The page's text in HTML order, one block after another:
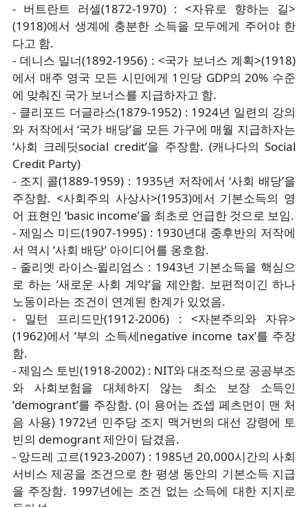
- 버트란트 러셀(1872-1970) : <자유로 향하는 길>
(1918)에서 생계에 충분한 소득을 모두에게 주어야 한
다고 함.
- 데니스 밀너(1892-1956) : <국가 보너스 계획>(1918)
에서 매주 영국 모든 시민에게 1인당 GDP의 20% 수준
에 맞춰진 국가 보너스를 지급하자고 함.
- 클리포드 더글라스(1879-1952) : 1924년 일련의 강의
와 저작에서 ‘국가 배당’을 모든 가구에 매월 지급하자는
‘사회 크레딧social credit’을 주장함. (캐나다의 Social
Credit Party)
- 조지 콜(1889-1959) : 1935년 저작에서 ‘사회 배당’을
주장함. <사회주의 사상사>(1953)에서 기본소득의 영
어 표현인 ‘basic income’을 최초로 언급한 것으로 보임.
- 제임스 미드(1907-1995) : 1930년대 중후반의 저작에
서 역시 ‘사회 배당’ 아이디어를 옹호함.
- 줄리엣 라이스-윌리엄스 : 1943년 기본소득을 핵심으
로 하는 ‘새로운 사회 계약’을 제안함. 보편적이긴 하나
노동이라는 조건이 연계된 한계가 있었음.
- 밀턴 프리드만(1912-2006) : <자본주의와 자유>
(1962)에서 ‘부의 소득세negative income tax’를 주장
함.
- 제임스 토빈(1918-2002) : NIT와 대조적으로 공공부조
와 사회보험을 대체하지 않는 최소 보장 소득인
‘demogrant’를 주장함. (이 용어는 죠셉 페츠먼이 맨 처
음 사용) 1972년 민주당 조지 맥거번의 대선 강령에 토
빈의 demogrant 제안이 담겼음.
- 앙드레 고르(1923-2007) : 1985년 20,000시간의 사회
서비스 제공을 조건으로 한 평생 동안의 기본소득 지급
을 주장함. 1997년에는 조건 없는 소득에 대한 지지로